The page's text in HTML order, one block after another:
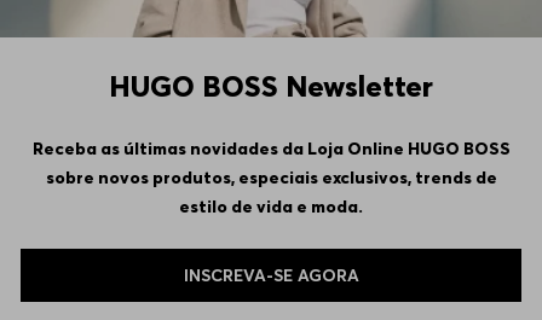
HUGO BOSS Newsletter
Receba as últimas novidades da Loja Online HUGO BOSS
sobre novos produtos, especiais exclusivos, trends de
estilo de vida e moda.
INSCREVA-SE AGORA